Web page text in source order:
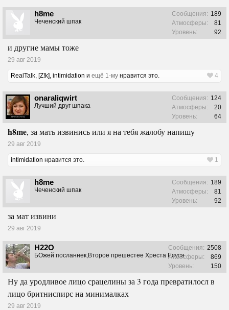
h8me
Чеченский шпак
Сообщения: 189
Атмосферы:
81
Уровень:
92
и другие мамы тоже
29 авг 2019
RealTalk, [Z!k], intimidation и ещё 1-му нравится это. 4
onaraliqwirt
Лучший друг шпака
Сообщения: 124
Атмосферы:
20
Уровень:
64
h8me, за мать извинись или я на тебя жалобу напишу
29 авг 2019
intimidation нравится это. 1
h8me
Чеченский шпак
Сообщения: 189
Атмосферы:
81
Уровень:
92
за мат извини
29 авг 2019
H22O
БОжей посланнек,Второе прешестее Хреста Есуса
Сообщения: 2508
Атмосферы:
869
Уровень:
150
Ну да уродливое лицо срацелины за 3 года превратилосл в
лицо бритниспирс на минималках
29 авг 2019